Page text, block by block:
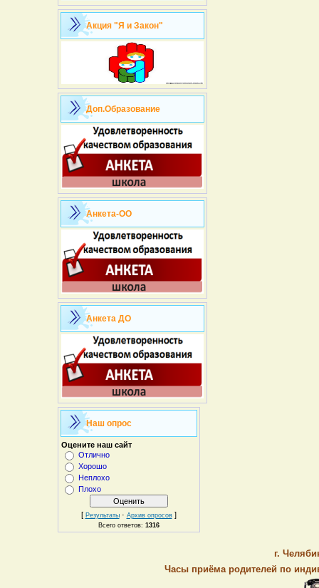
Акция "Я и Закон"
Доп.Образование
Анкета-ОО
Анкета ДО
Наш опрос
Оцените наш сайт
Отлично
Хорошо
Неплохо
Плохо
[ Результаты· Архив опросов]
Всего ответов: 1316
г.
Часы приёма родителей по